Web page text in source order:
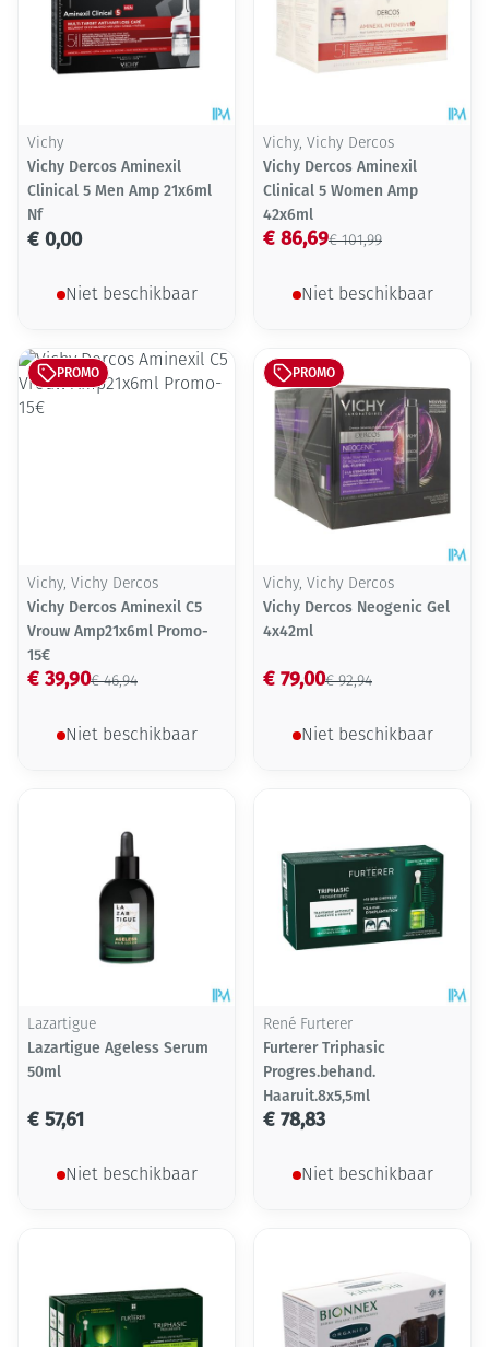
Vichy
Vichy Dercos Aminexil
Clinical 5 Men Amp 21x6ml
Nf
€ 0,00
Niet beschikbaar
Vichy, Vichy Dercos
Vichy Dercos Aminexil
Clinical 5 Women Amp
42x6ml
€ 101,99
€ 86,69
Niet beschikbaar
PROMO
Vichy, Vichy Dercos
Vichy Dercos Aminexil C5
Vrouw Amp21x6ml Promo-
15€
€ 46,94
€ 39,90
Niet beschikbaar
PROMO
Vichy, Vichy Dercos
Vichy Dercos Neogenic Gel
4x42ml
€ 92,94
€ 79,00
Niet beschikbaar
Lazartigue
Lazartigue Ageless Serum
50ml
€ 57,61
Niet beschikbaar
René Furterer
Furterer Triphasic
Progres.behand.
Haaruit.8x5,5ml
€ 78,83
Niet beschikbaar